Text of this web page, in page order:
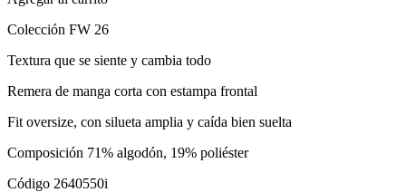
Colección FW 26
Textura que se siente y cambia todo
Remera de manga corta con estampa frontal
Fit oversize, con silueta amplia y caída bien suelta
Composición 71% algodón, 19% poliéster
Código 2640550i